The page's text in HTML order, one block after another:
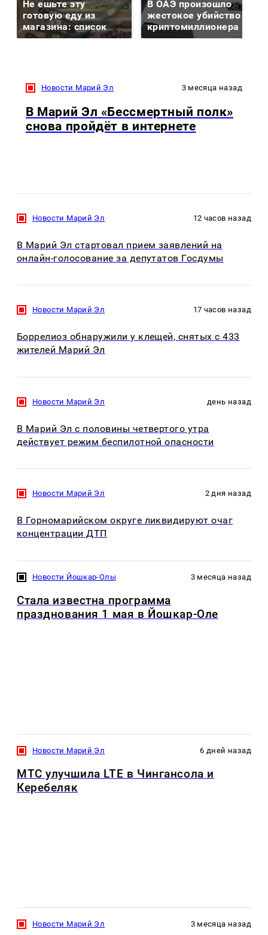
Не ешьте эту
готовую еду из
магазина: список
В ОАЭ произошло
жестокое убийство
криптомиллионера
Новости Марий Эл 3 месяца назад
В Марий Эл «Бессмертный полк»
снова пройдёт в интернете
Новости Марий Эл 12 часов назад
В Марий Эл стартовал прием заявлений на
онлайн-голосование за депутатов Госдумы
Новости Марий Эл 17 часов назад
Боррелиоз обнаружили у клещей, снятых с 433
жителей Марий Эл
Новости Марий Эл день назад
В Марий Эл с половины четвертого утра
действует режим беспилотной опасности
Новости Марий Эл 2 дня назад
В Горномарийском округе ликвидируют очаг
концентрации ДТП
Новости Йошкар-Олы 3 месяца назад
Стала известна программа
празднования 1 мая в Йошкар-Оле
Новости Марий Эл 6 дней назад
МТС улучшила LTE в Чингансола и
Керебеляк
Новости Марий Эл 3 месяца назад